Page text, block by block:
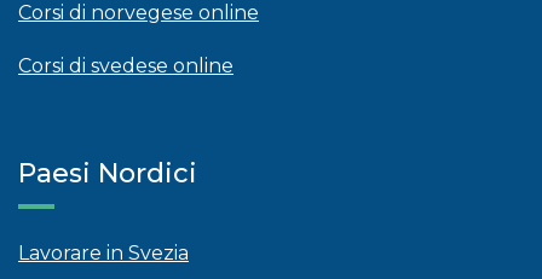
Corsi di norvegese online
Corsi di svedese online
Paesi Nordici
Lavorare in Svezia